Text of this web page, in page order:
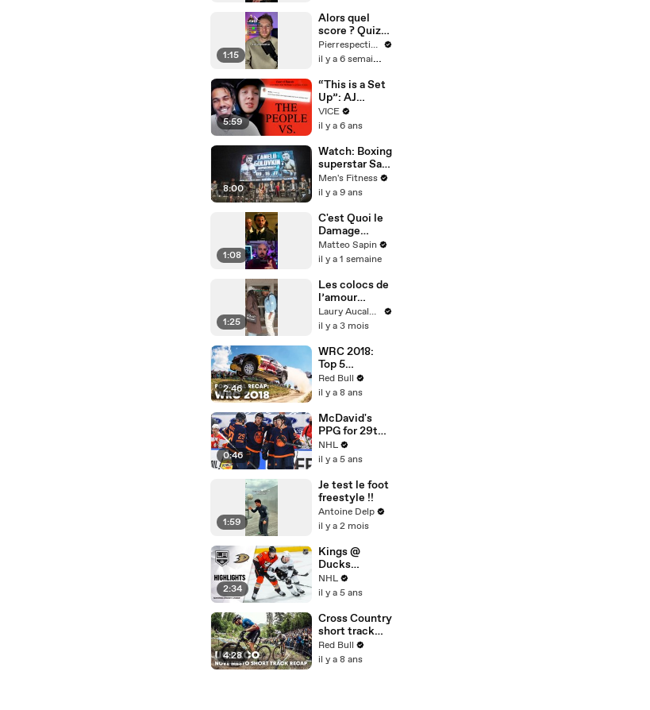
1:15
Alors quel
score ? Quiz
littératurePierrespectives
il y a 6 semaines
5:59
“This is a Set
Up”: AJ
Tracey x Aitch
Respond to
Comments
VICE
il y a 6 ans
8:00
Watch: Boxing
superstar Saul
'Canelo'
Alvarez talks
motivation
against
Gennady
Golovkin
Men's Fitness
il y a 9 ans
1:08
C'est Quoi le
Damage
Control ?
Matteo Sapin
il y a 1 semaine
1:25
Les colocs de
l’amour
épisode 9 -
abonne toi
Laury Aucalme
il y a 3 mois
2:46
WRC 2018:
Top 5
moments
at Rally
Red Bull
il y a 8 ans
0:46
McDavid's
PPG for 29th
goal of season
NHL
il y a 5 ans
1:59
Je test le foot
freestyle !!
Antoine Delp
il y a 2 mois
2:34
Kings @
Ducks
4/30/21 | NHL
Highlights
NHL
il y a 5 ans
4:28
Cross Country
short track
recap in Nove
Mesto, Czech
Red Bull
il y a 8 ans